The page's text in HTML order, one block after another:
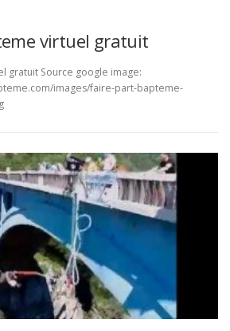
virtuel gratuit
gratuit Source google image:
images/faire-part-bapteme-